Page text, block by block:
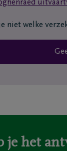
niet welke
je het